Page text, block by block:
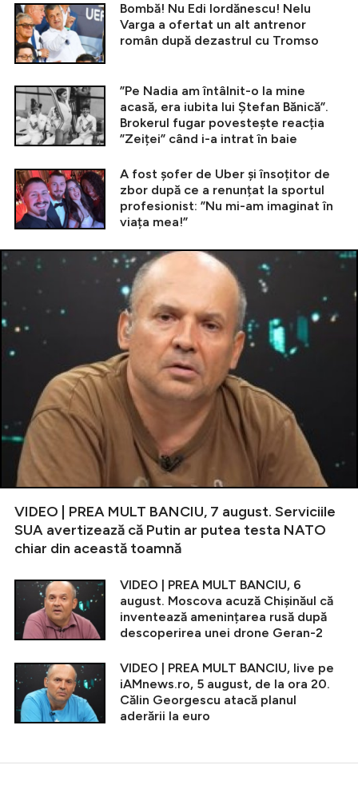
Bombă! Nu Edi Iordănescu! Nelu
Varga a ofertat un alt antrenor
român după dezastrul cu Tromso
”Pe Nadia am întâlnit-o la mine
acasă, era iubita lui Ștefan Bănică”.
Brokerul fugar povestește reacția
”Zeiței” când i-a intrat în baie
A fost șofer de Uber și însoțitor de
zbor după ce a renunțat la sportul
profesionist: ”Nu mi-am imaginat în
viața mea!”
VIDEO | PREA MULT BANCIU, 7 august. Serviciile
SUA avertizează că Putin ar putea testa NATO
chiar din această toamnă
VIDEO | PREA MULT BANCIU, 6
august. Moscova acuză Chișinăul că
inventează amenințarea rusă după
descoperirea unei drone Geran-2
VIDEO | PREA MULT BANCIU, live pe
iAMnews.ro, 5 august, de la ora 20.
Călin Georgescu atacă planul
aderării la euro